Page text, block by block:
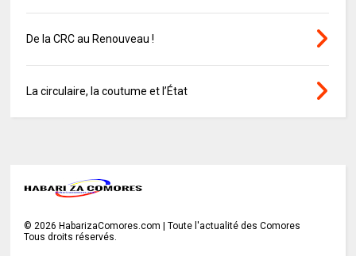
De la CRC au Renouveau !
La circulaire, la coutume et l’État
©2026 HabarizaComores.com | Toute l'actualité des Comores
Tous droits réservés.